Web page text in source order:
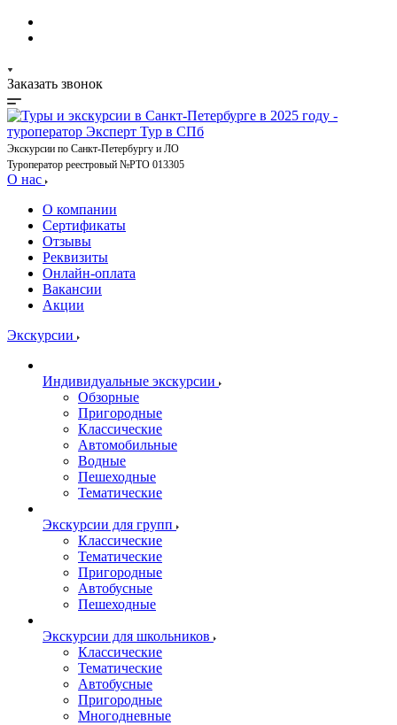
Заказать звонок
Экскурсии по Санкт-Петербургу и ЛО
Туроператор реестровый №РТО 013305
О нас
О компании
Сертификаты
Отзывы
Реквизиты
Онлайн-оплата
Вакансии
Акции
Экскурсии
Индивидуальные экскурсии
Обзорные
Пригородные
Классические
Автомобильные
Водные
Пешеходные
Тематические
Экскурсии для групп
Классические
Тематические
Пригородные
Автобусные
Пешеходные
Экскурсии для школьников
Классические
Тематические
Автобусные
Пригородные
Многодневные